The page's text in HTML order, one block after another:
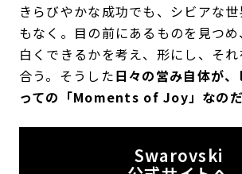
きらびやかな成功でも、シビアな
もなく。目の前にあるものを見つ
白くできるかを考え、形にし、そ
合う。そうした日々の営み自体が
っての「Moments of Joy」なのだ
Swarovski